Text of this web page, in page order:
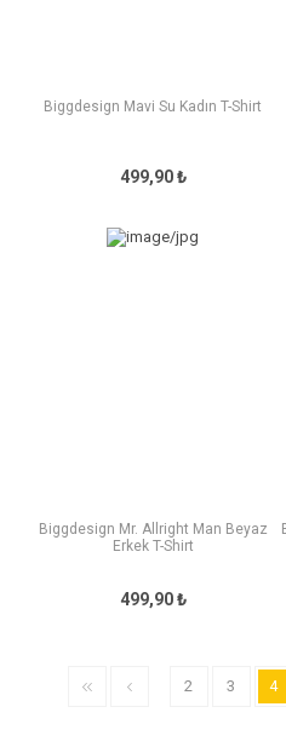
Biggdesign Mavi Su Kadın T-Shirt
499,90 ₺
Biggdesign Mr. Allright Man Beyaz
Erkek T-Shirt
499,90 ₺
2 3 4